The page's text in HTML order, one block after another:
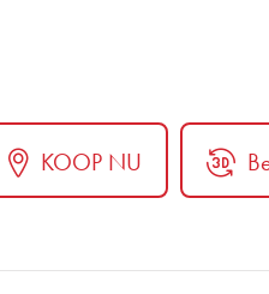
KOOP NU